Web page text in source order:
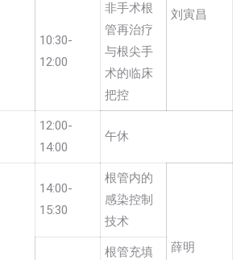
刘寅昌
10:30-
12:00
非手术根
管再治疗
与根尖手
术的临床
把控
12:00-
14:00
午休
14:00-
15:30
根管内的
感染控制
技术
薛明
根管充填